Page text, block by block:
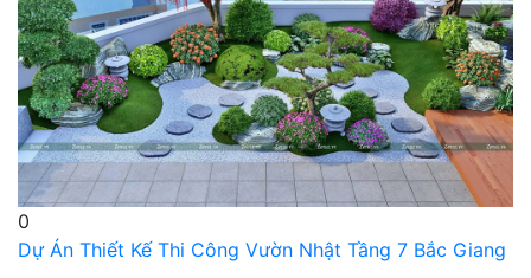
0
Dự Án Thiết Kế Thi Công Vườn Nhật Tầng 7 Bắc Giang